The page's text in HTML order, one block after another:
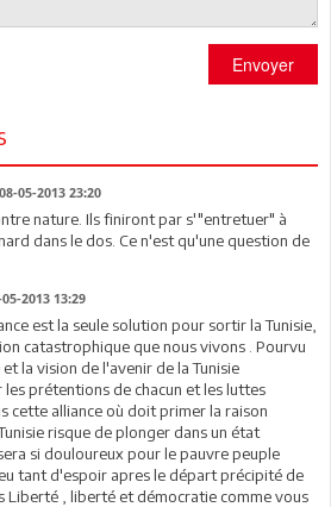
Envoyer
05-2013 23:20
nature. Ils finiront par s'"entretuer" à
dans le dos. Ce n'est qu'une question de
2013 13:29
est la seule solution pour sortir la Tunisie,
catastrophique que nous vivons . Pourvu
et la vision de l'avenir de la Tunisie
prétentions de chacun et les luttes
cette alliance où doit primer la raison
risque de plonger dans un état
si douloureux pour le pauvre peuple
tant d'espoir apres le départ précipité de
Liberté , liberté et démocratie comme vous